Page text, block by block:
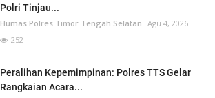
Polri Tinjau...
Humas Polres Timor Tengah Selatan Agu 4, 2026
252
Peralihan Kepemimpinan: Polres TTS Gelar
Rangkaian Acara...